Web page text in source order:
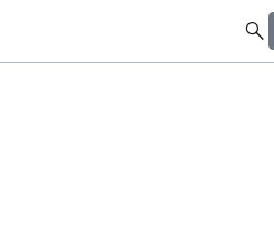
search